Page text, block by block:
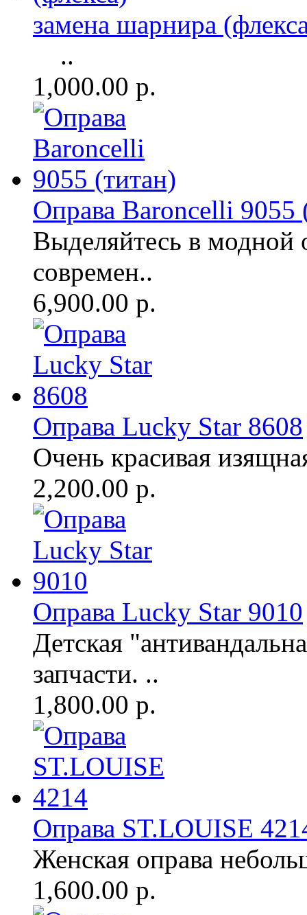
замена шарнира
..
1,000.00 р.
Оправа Baroncelli 9055
Выделяйтесь в модной
современ..
6,900.00 р.
Оправа Lucky Star 8608
Очень красивая
2,200.00 р.
Оправа Lucky Star 9010
Детская
запчасти. ..
1,800.00 р.
Оправа ST.LOUISE
Женская оправа
1,600.00 р.